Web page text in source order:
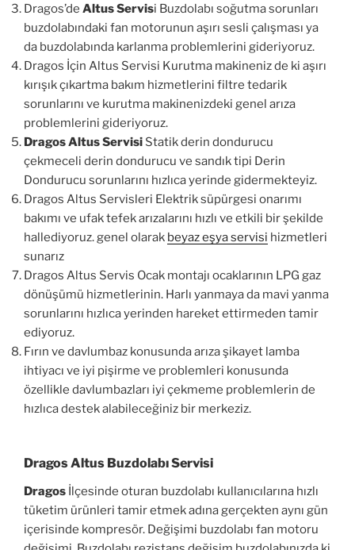
Dragos’de Altus Servisi Buzdolabı soğutma sorunları
buzdolabındaki fan motorunun aşırı sesli çalışması ya
da buzdolabında karlanma problemlerini gideriyoruz.
Dragos İçin Altus Servisi Kurutma makineniz de ki aşırı
kırışık çıkartma bakım hizmetlerini filtre tedarik
sorunlarını ve kurutma makinenizdeki genel arıza
problemlerini gideriyoruz.
Dragos Altus Servisi Statik derin dondurucu
çekmeceli derin dondurucu ve sandık tipi Derin
Dondurucu sorunlarını hızlıca yerinde gidermekteyiz.
Dragos Altus Servisleri Elektrik süpürgesi onarımı
bakımı ve ufak tefek arızalarını hızlı ve etkili bir şekilde
hallediyoruz. genel olarak beyaz eşya servisi hizmetleri
sunarız
Dragos Altus Servis Ocak montajı ocaklarının LPG gaz
dönüşümü hizmetlerinin. Harlı yanmaya da mavi yanma
sorunlarını hızlıca yerinden hareket ettirmeden tamir
ediyoruz.
Fırın ve davlumbaz konusunda arıza şikayet lamba
ihtiyacı ve iyi pişirme ve problemleri konusunda
özellikle davlumbazları iyi çekmeme problemlerin de
hızlıca destek alabileceğiniz bir merkeziz.
Dragos Altus Buzdolabı Servisi
Dragos İlçesinde oturan buzdolabı kullanıcılarına hızlı
tüketim ürünleri tamir etmek adına gerçekten aynı gün
içerisinde kompresör. Değişimi buzdolabı fan motoru